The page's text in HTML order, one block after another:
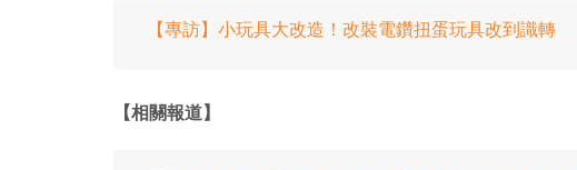
【專訪】小玩具大改造！改裝電鑽扭蛋玩具改到識轉
【相關報道】